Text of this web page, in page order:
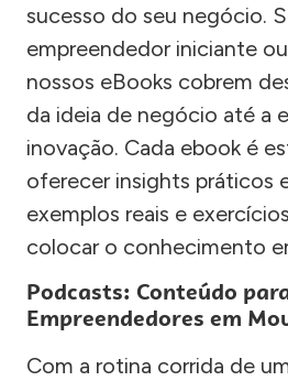
sucesso do seu negócio.
empreendedor iniciante
nossos eBooks cobrem
da ideia de negócio até a
inovação. Cada ebook é
oferecer insights práticos
exemplos reais e
colocar o conhecimento
Podcasts: Conteúdo
Empreendedores em
Com a rotina corrida de